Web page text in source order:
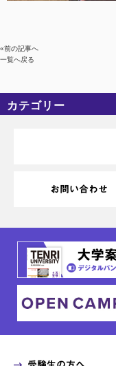
«前の記事へ
一覧へ戻る
カテゴリー
お問い合わせ